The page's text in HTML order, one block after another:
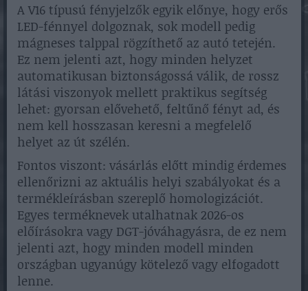
A V16 típusú fényjelzők egyik előnye, hogy erős
LED-fénnyel dolgoznak, sok modell pedig
mágneses talppal rögzíthető az autó tetején.
Ez nem jelenti azt, hogy minden helyzet
automatikusan biztonságossá válik, de rossz
látási viszonyok mellett praktikus segítség
lehet: gyorsan elővehető, feltűnő fényt ad, és
nem kell hosszasan keresni a megfelelő
helyet az út szélén.
Fontos viszont: vásárlás előtt mindig érdemes
ellenőrizni az aktuális helyi szabályokat és a
termékleírásban szereplő homologizációt.
Egyes terméknevek utalhatnak 2026-os
előírásokra vagy DGT-jóváhagyásra, de ez nem
jelenti azt, hogy minden modell minden
országban ugyanúgy kötelező vagy elfogadott
lenne.